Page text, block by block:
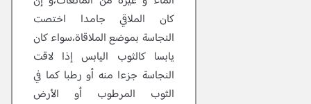
كان الملاقي جامدا اختصت
النجاسة بموضع الملاقاة،سواء كان
يابسا كالثوب اليابس إذا لاقت
النجاسة جزءا منه أو رطبا كما في
الثوب المرطوب أو الأرض